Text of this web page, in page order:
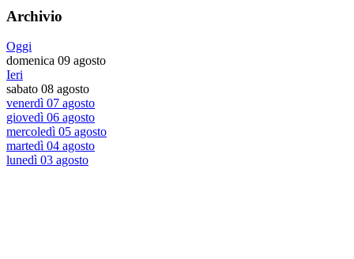
Archivio
Oggi
domenica 09 agosto
Ieri
sabato 08 agosto
venerdì 07 agosto
giovedì 06 agosto
mercoledì 05 agosto
martedì 04 agosto
lunedì 03 agosto